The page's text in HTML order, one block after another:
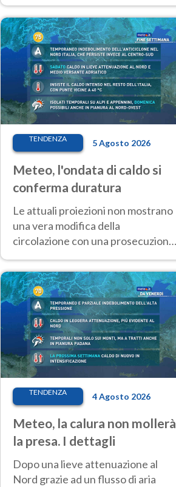
temperature molto elevate
TENDENZA 5 Agosto 2026
Meteo, l'ondata di caldo si
conferma duratura
Le attuali proiezioni non mostrano
una vera modifica della
circolazione con una prosecuzione
giorni, compresa la settimana di
Ferragosto
TENDENZA 4 Agosto 2026
Meteo, la calura non mollerà
la presa. I dettagli
Dopo una lieve attenuazione al
Nord grazie ad un flusso di aria